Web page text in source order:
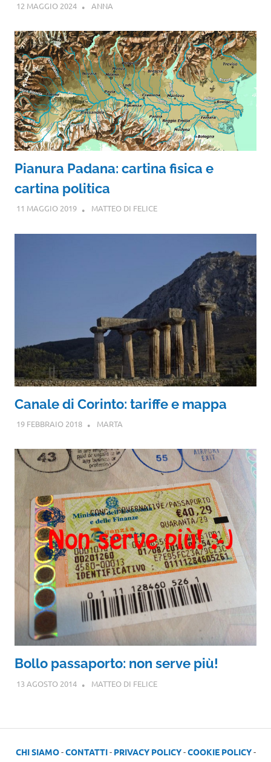
12 MAGGIO 2024 ANNA
Pianura Padana: cartina fisica e
cartina politica
11 MAGGIO 2019 MATTEO DI FELICE
Canale di Corinto: tariffe e mappa
19 FEBBRAIO 2018 MARTA
Bollo passaporto: non serve più!
13 AGOSTO 2014 MATTEO DI FELICE
CHI SIAMO-CONTATTI- PRIVACY POLICY-COOKIE POLICY-